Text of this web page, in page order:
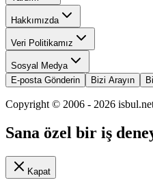
Hakkımızda
Veri Politikamız
Sosyal Medya
E-posta Gönderin
Bizi Arayın
Copyright © 2006 - 2026
Sana özel bir iş
Kapat